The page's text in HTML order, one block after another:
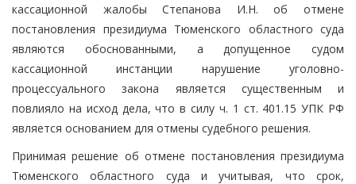
кассационной жалобы Степанова И.Н. об отмене
постановления президиума Тюменского областного суда
являются обоснованными, а допущенное судом
кассационной инстанции нарушение уголовно-
процессуального закона является существенным и
повлияло на исход дела, что в силу ч. 1 ст. 401.15 УПК РФ
является основанием для отмены судебного решения.
Принимая решение об отмене постановления президиума
Тюменского областного суда и учитывая, что срок,